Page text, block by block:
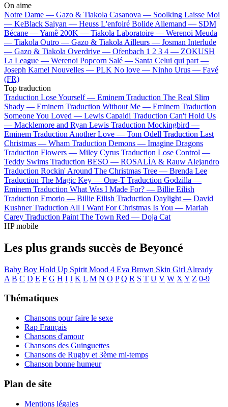
On aime
Notre Dame — Gazo & Tiakola Casanova — Soolking Laisse Moi
— KeBlack Saiyan — Heuss L'enfoiré Bolide Allemand — SDM
Bécane —Yamê 200K — Tiakola Laboratoire — Werenoi Meuda
— Tiakola Outro — Gazo & Tiakola Ailleurs — Josman Interlude
— Gazo & Tiakola Overdrive — Ofenbach 1 2 3 4 — ZOKUSH
La League — Werenoi Popcorn Salé — Santa Celui qui part —
Joseph Kamel Nouvelles — PLK No love — Ninho Urus — Favé
(FR)
Top traduction
Traduction Lose Yourself — Eminem Traduction The Real Slim
Shady — Eminem Traduction Without Me — Eminem Traduction
Someone You Loved — Lewis Capaldi Traduction Can't Hold Us
— Macklemore and Ryan Lewis Traduction Mockingbird —
Eminem Traduction Another Love — Tom Odell Traduction Last
Christmas — Wham Traduction Demons — Imagine Dragons
Traduction Flowers — Miley Cyrus Traduction Lose Control —
Teddy Swims Traduction BESO — ROSALÍA & Rauw Alejandro
Traduction Rockin' Around The Christmas Tree — Brenda Lee
Traduction The Magic Key — One-T Traduction Godzilla —
Eminem Traduction What Was I Made For? — Billie Eilish
Traduction Emorio — Billie Eilish Traduction Daylight — David
Kushner Traduction All I Want For Christmas Is You — Mariah
Carey Traduction Paint The Town Red — Doja Cat
HP mobile
Les plus grands succès de Beyoncé
Baby Boy Hold Up Spirit Mood 4 Eva Brown Skin Girl Already
A B C D E F G H I J K L M N O P Q R S T U V W X Y Z 0-9
Thématiques
Chansons pour faire le sexe
Rap Français
Chansons d'amour
Chansons des Guinguettes
Chansons de Rugby et 3ème mi-temps
Chanson bonne humeur
Plan de site
Mentions légales